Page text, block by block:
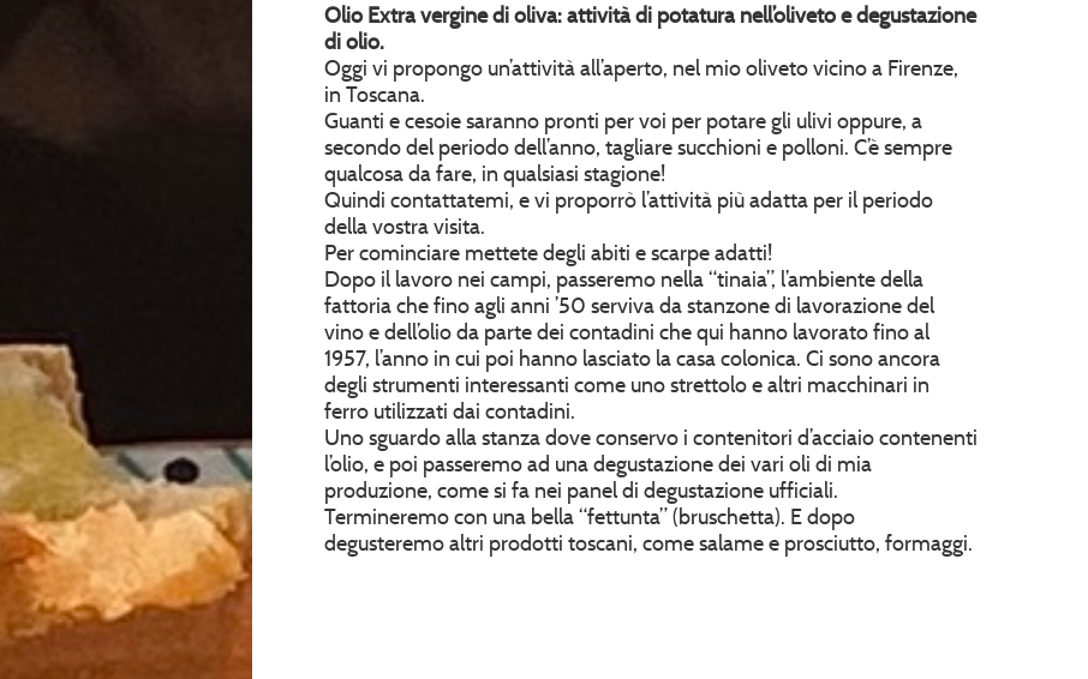
Olio Extra vergine di oliva: attività di potatura nell’oliveto e degustazione
di olio.
Oggi vi propongo un’attività all’aperto, nel mio oliveto vicino a Firenze,
in Toscana.
Guanti e cesoie saranno pronti per voi per potare gli ulivi oppure, a
secondo del periodo dell’anno, tagliare succhioni e polloni. C’è sempre
qualcosa da fare, in qualsiasi stagione!
Quindi contattatemi, e vi proporrò l’attività più adatta per il periodo
della vostra visita.
Per cominciare mettete degli abiti e scarpe adatti!
Dopo il lavoro nei campi, passeremo nella “tinaia”, l’ambiente della
fattoria che fino agli anni ’50 serviva da stanzone di lavorazione del
vino e dell’olio da parte dei contadini che qui hanno lavorato fino al
1957, l’anno in cui poi hanno lasciato la casa colonica. Ci sono ancora
degli strumenti interessanti come uno strettolo e altri macchinari in
ferro utilizzati dai contadini.
Uno sguardo alla stanza dove conservo i contenitori d’acciaio contenenti
l’olio, e poi passeremo ad una degustazione dei vari oli di mia
produzione, come si fa nei panel di degustazione ufficiali.
Termineremo con una bella “fettunta” (bruschetta). E dopo
degusteremo altri prodotti toscani, come salame e prosciutto, formaggi.